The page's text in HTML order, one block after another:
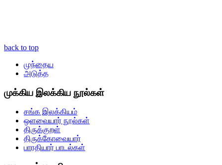
back to top
முந்தைய
அடுத்த
முக்கிய இலக்கிய நூல்கள்
சங்க இலக்கியம்
ஒளவையார் நூல்கள்
திருக்குறள்
திருக்கோவையார்
பாரதியார் பாடல்கள்